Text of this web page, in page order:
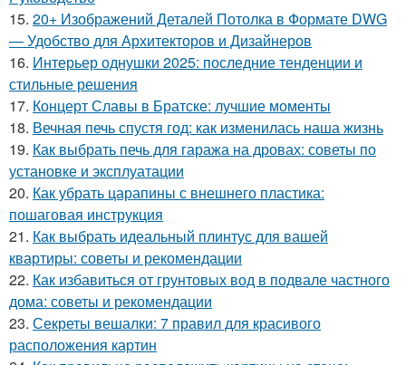
15. 20+ Изображений Деталей Потолка в Формате DWG
— Удобство для Архитекторов и Дизайнеров
16. Интерьер однушки 2025: последние тенденции и
стильные решения
17. Концерт Славы в Братске: лучшие моменты
18. Вечная печь спустя год: как изменилась наша жизнь
19. Как выбрать печь для гаража на дровах: советы по
установке и эксплуатации
20. Как убрать царапины с внешнего пластика:
пошаговая инструкция
21. Как выбрать идеальный плинтус для вашей
квартиры: советы и рекомендации
22. Как избавиться от грунтовых вод в подвале частного
дома: советы и рекомендации
23. Секреты вешалки: 7 правил для красивого
расположения картин